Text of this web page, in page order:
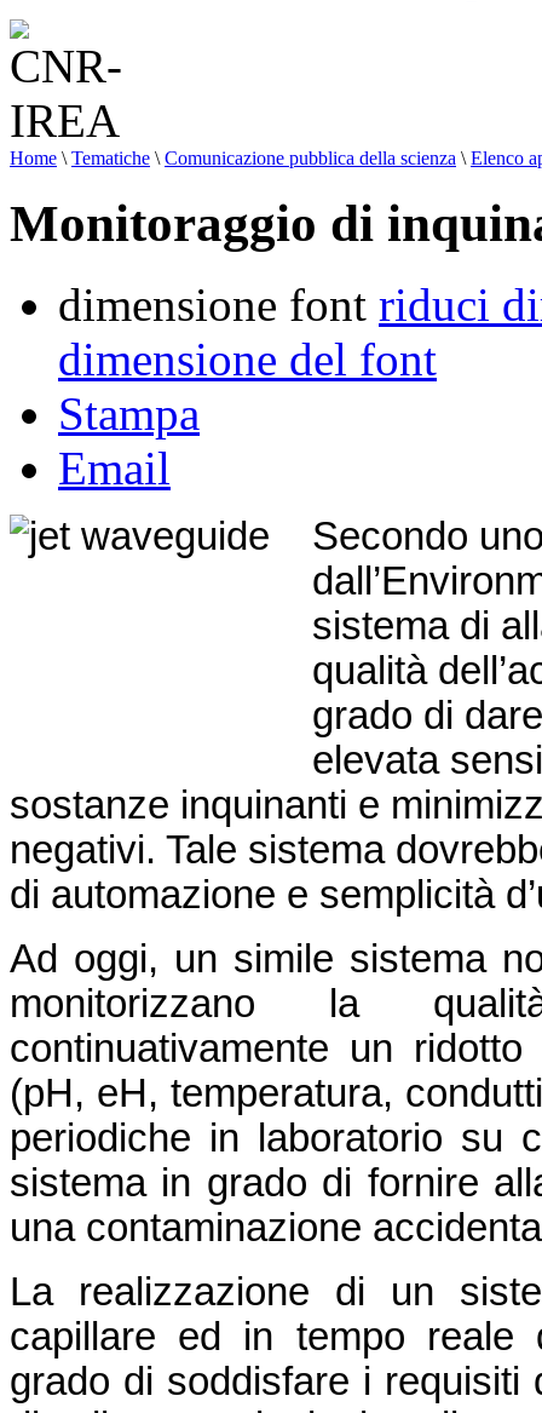
Home \ Tematiche \ Comunicazione pubblica della scienza \ Elenco
Monitoraggio di
dimensione font riduci
dimensione del font
Stampa
Email
Secondo
sistema di
qualità
grado di
elevata
sostanze inquinanti e
negativi. Tale sistema
di automazione e semplicità
Ad oggi, un simile sistema
monitorizzano la
continuativamente un
(pH, eH, temperatura,
periodiche in laboratorio su
sistema in grado di fornire
una contaminazione
La realizzazione di un
capillare ed in tempo reale
grado di soddisfare i requisiti